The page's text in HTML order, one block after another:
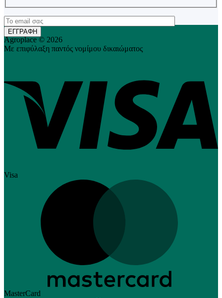
Agroplace © 2026
Με επιφύλαξη παντός νομίμου δικαιώματος
Visa
MasterCard